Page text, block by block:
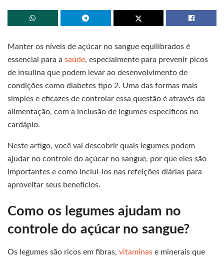
Manter os níveis de açúcar no sangue equilibrados é
essencial para a saúde, especialmente para prevenir picos
de insulina que podem levar ao desenvolvimento de
condições como diabetes tipo 2. Uma das formas mais
simples e eficazes de controlar essa questão é através da
alimentação, com a inclusão de legumes específicos no
cardápio.
Neste artigo, você vai descobrir quais legumes podem
ajudar no controle do açúcar no sangue, por que eles são
importantes e como incluí-los nas refeições diárias para
aproveitar seus benefícios.
Como os legumes ajudam no
controle do açúcar no sangue?
Os legumes são ricos em fibras, vitaminas e minerais que